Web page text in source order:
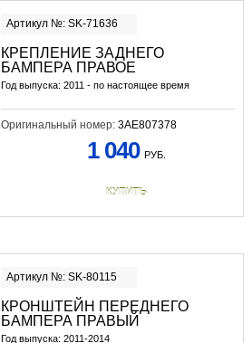
Артикул №: SK-71636
КРЕПЛЕНИЕ ЗАДНЕГО
БАМПЕРА ПРАВОЕ
Год выпуска: 2011 - по настоящее время
Оригинальный номер: 3AE807378
1 040 РУБ.
КУПИТЬ
Артикул №: SK-80115
КРОНШТЕЙН ПЕРЕДНЕГО
БАМПЕРА ПРАВЫЙ
Год выпуска: 2011-2014